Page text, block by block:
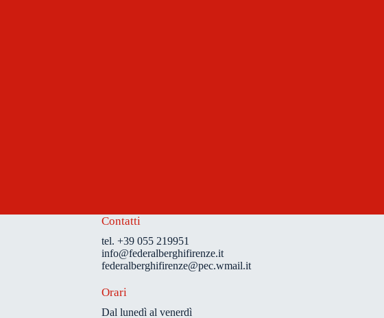
Contatti
tel. +39 055 219951
info@federalberghifirenze.it
federalberghifirenze@pec.wmail.it
Orari
Dal lunedì al venerdì